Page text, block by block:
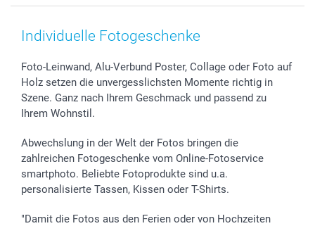
Zubehör & Material
Foto-Kalender & Agenden
Sticker & Etiketten
Geschenk-Gutscheine (PDF)
AGB
Presse
Partnerprogramme
Investor Relations
B2B smartbusiness
Widerrufsrecht
Muttertag
Kommunion & Konfirmation
Hochzeit
Geburtstag
Geburt
Zu allen Anlässen
Anmelden /Registrieren
Preise und Versandkosten
Lieferfristen
72h Lieferung
Zahlungsmöglichkeiten
Sitemap
Status der Bestellung
smartfriends
smartgarantie
smartbonus
Individuelle Fotogeschenke
Foto-Leinwand, Alu-Verbund Poster, Collage oder Foto auf
Holz setzen die unvergesslichsten Momente richtig in
Szene. Ganz nach Ihrem Geschmack und passend zu
Ihrem Wohnstil.
Abwechslung in der Welt der Fotos bringen die
zahlreichen Fotogeschenke vom Online-Fotoservice
smartphoto. Beliebte Fotoprodukte sind u.a.
personalisierte Tassen, Kissen oder T-Shirts.
"Damit die Fotos aus den Ferien oder von Hochzeiten